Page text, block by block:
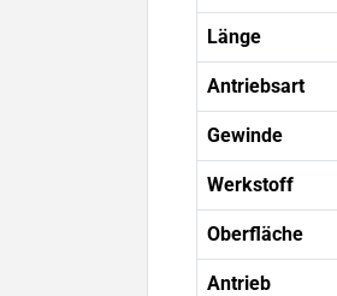
Länge
Antriebsart
Gewinde
Werkstoff
Oberfläche
Antrieb